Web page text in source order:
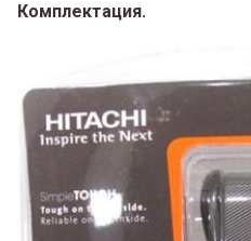
Комплектация.